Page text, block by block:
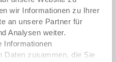
wir Informationen zu Ihrer
an unsere Partner für
Analysen weiter.
Informationen
Daten zusammen, die Sie
auf Anfrage